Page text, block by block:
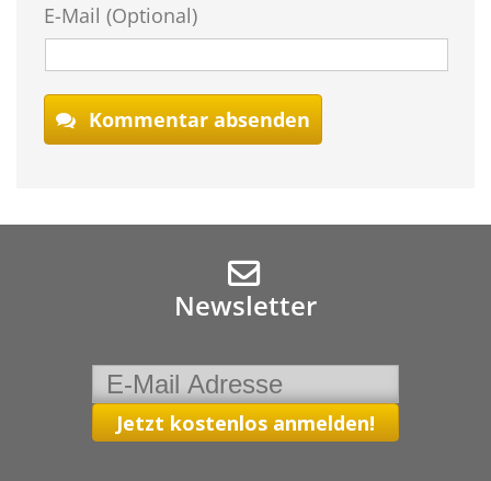
E-Mail (Optional)
Kommentar absenden
Newsletter